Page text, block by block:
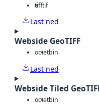
tifftif
Last ned
Webside GeoTIFF
octetbin
Last ned
Webside Tiled
octetbin